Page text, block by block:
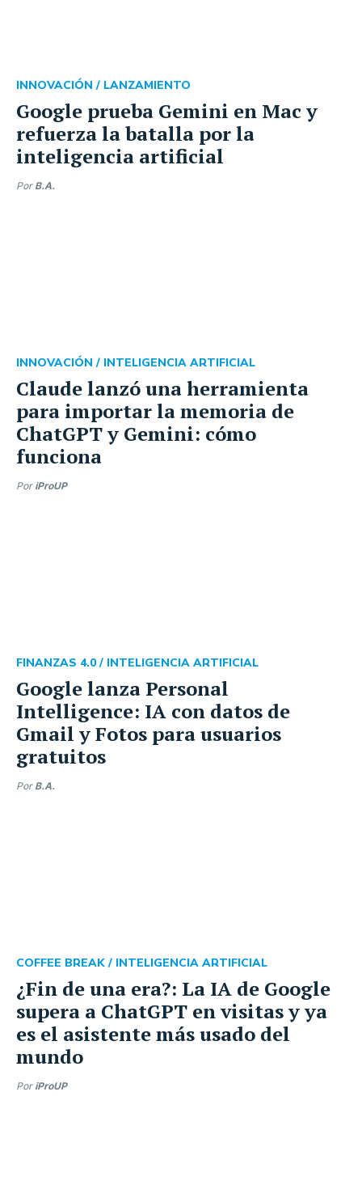
Google prueba Gemini en Mac y
refuerza la batalla por la
inteligencia artificial
INNOVACIÓN / LANZAMIENTO
Por B.A.
Claude lanzó una herramienta
para importar la memoria de
ChatGPT y Gemini: cómo
funciona
INNOVACIÓN / INTELIGENCIA ARTIFICIAL
Por iProUP
Google lanza Personal
Intelligence: IA con datos de
Gmail y Fotos para usuarios
gratuitos
FINANZAS 4.0 / INTELIGENCIA ARTIFICIAL
Por B.A.
¿Fin de una era?: La IA de Google
supera a ChatGPT en visitas y ya
es el asistente más usado del
mundo
COFFEE BREAK / INTELIGENCIA ARTIFICIAL
Por iProUP